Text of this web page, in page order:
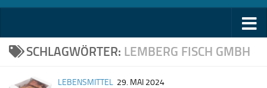
SCHLAGWÖRTER: LEMBERG FISCH GMBH
LEBENSMITTEL 29. MAI 2024